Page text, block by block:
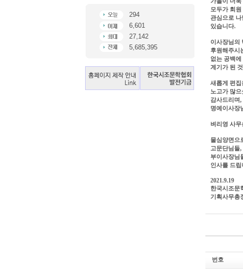
294
6,601
27,142
5,685,395
모두가 회
관심으로
있습니다.
이사장님의
후원해주시
없는 공백
계기가 된
새롭게 편집
노고가 많으
감사드리며
명예이사장
벼리영 사
물심양면으
고문단님들
부이사장님
인사를 드립
2021.9.19
한국시조문
기획사무총
번호